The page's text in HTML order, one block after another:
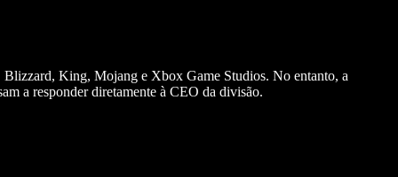
Blizzard, King, Mojang e Xbox Game Studios. No entanto, a
a responder diretamente à CEO da divisão.